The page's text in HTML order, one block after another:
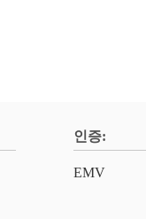
인증:
EMV